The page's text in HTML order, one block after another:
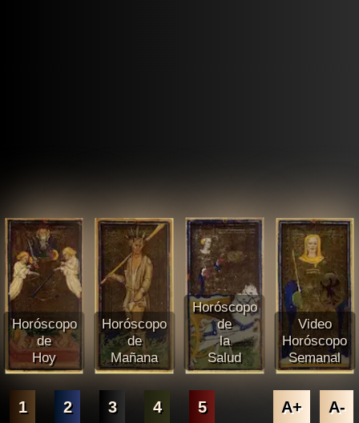
Horóscopo
de
Hoy
Horóscopo
de
Mañana
Horóscopo
de
la
Salud
Video
Horóscopo
Semanal
1 2 3 4 5 A+ A-